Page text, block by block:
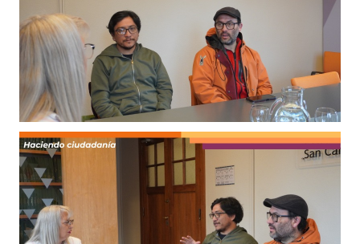
Ejecución Presupuestaria
Actas de Audiencias Públicas
NORMATIVA
Comunicaciones
Declaraciones
Resoluciones
Resoluciones de Presidencia